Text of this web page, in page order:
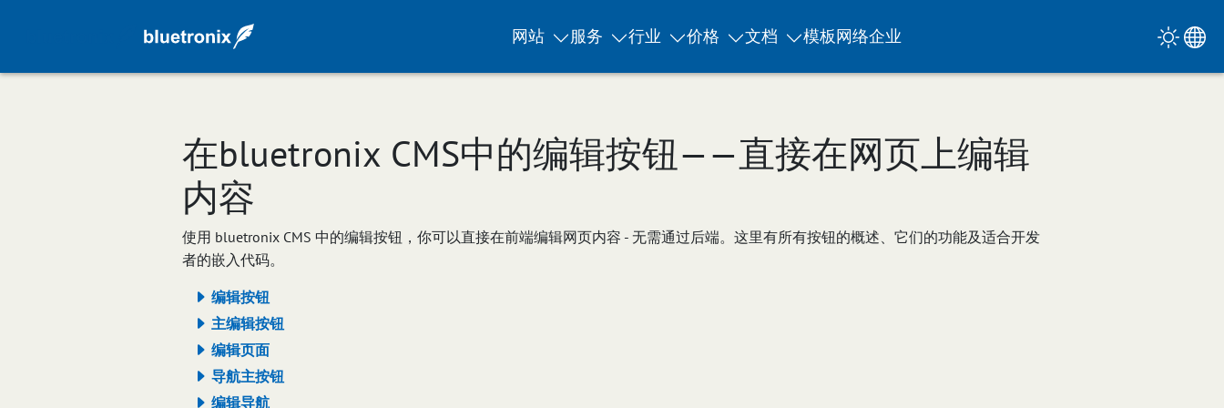
网站 服务 行业 价格 文档 模板网络企业
在bluetronix CMS中的编辑按钮——直接在网页上编辑
内容
使用 bluetronix CMS 中的编辑按钮，你可以直接在前端编辑网页内容 - 无需通过后端。这里有所有按钮的概述、它们的功能及适合开发
者的嵌入代码。
编辑按钮
主编辑按钮
编辑页面
导航主按钮
编辑导航